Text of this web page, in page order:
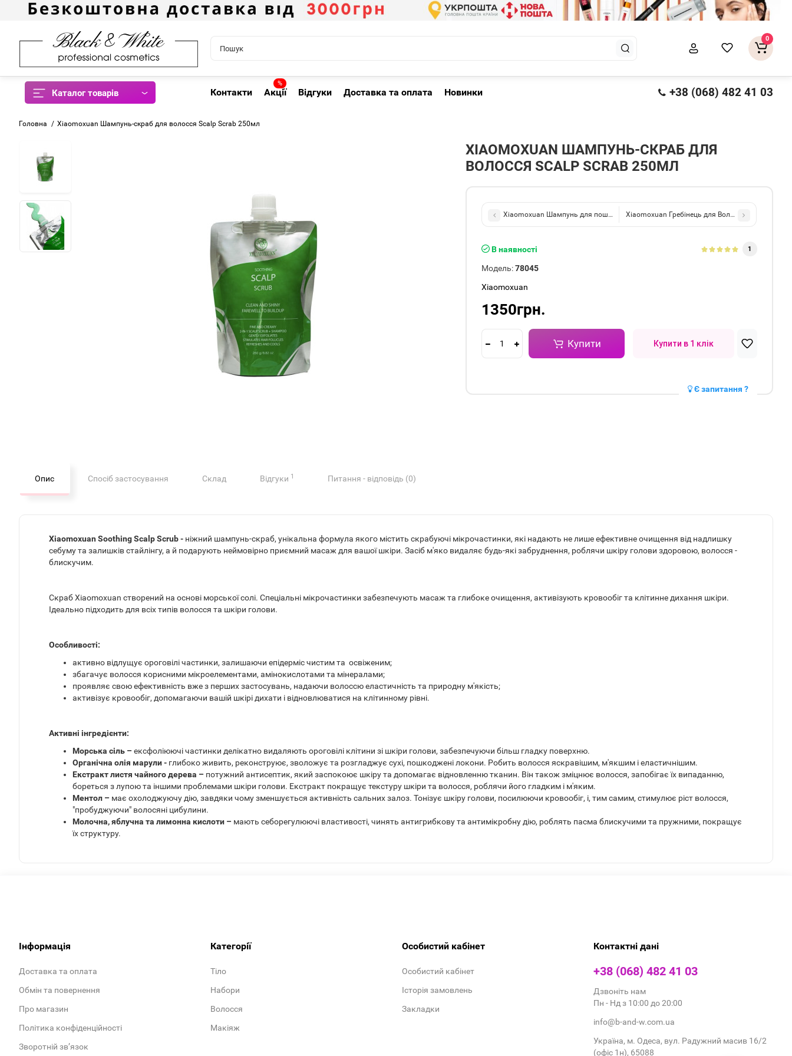
0
Каталог товарів Контакти
%
Акції Відгуки Доставка та оплата Новинки +38 (068) 482 41 03
Головна Xiaomoxuan Шампунь-скраб для волосся Scalp Scrab 250мл
XIAOMOXUAN ШАМПУНЬ-СКРАБ ДЛЯ
ВОЛОССЯ SCALP SCRAB 250МЛ
Xiaomoxuan Шампунь для пошкодженого волосся з колагеном collagen shampoo
Xiaomoxuan Гребінець для Волосся Fairy Brush
В наявності 1
Модель: 78045
Xiaomoxuan
1350грн.
Купити Купити в 1 клік
Є запитання ?
Опис Спосіб застосування Склад Відгуки 1 Питання - відповідь (0)
Xiaomoxuan Soothing Scalp Scrub - ніжний шампунь-скраб, унікальна формула якого містить скрабуючі мікрочастинки, які надають не лише ефективне очищення від надлишку
себуму та залишків стайлінгу, а й подарують неймовірно приємний масаж для вашої шкіри. Засіб м'яко видаляє будь-які забруднення, роблячи шкіру голови здоровою, волосся -
блискучим.
Скраб Xiaomoxuan створений на основі морської солі. Спеціальні мікрочастинки забезпечують масаж та глибоке очищення, активізують кровообіг та клітинне дихання шкіри.
Ідеально підходить для всіх типів волосся та шкіри голови.
Особливості:
активно відлущує ороговілі частинки, залишаючи епідерміс чистим та освіженим;
збагачує волосся корисними мікроелементами, амінокислотами та мінералами;
проявляє свою ефективність вже з перших застосувань, надаючи волоссю еластичність та природну м'якість;
активізує кровообіг, допомагаючи вашій шкірі дихати і відновлюватися на клітинному рівні.
Активні інгредієнти:
Морська сіль – ексфоліюючі частинки делікатно видаляють ороговілі клітини зі шкіри голови, забезпечуючи більш гладку поверхню.
Органічна олія марули - глибоко живить, реконструює, зволожує та розгладжує сухі, пошкоджені локони. Робить волосся яскравішим, м'якшим і еластичнішим.
Екстракт листя чайного дерева – потужний антисептик, який заспокоює шкіру та допомагає відновленню тканин. Він також зміцнює волосся, запобігає їх випаданню,
бореться з лупою та іншими проблемами шкіри голови. Екстракт покращує текстуру шкіри та волосся, роблячи його гладким і м'яким.
Ментол – має охолоджуючу дію, завдяки чому зменшується активність сальних залоз. Тонізує шкіру голови, посилюючи кровообіг, і, тим самим, стимулює ріст волосся,
"пробуджуючи" волосяні цибулини.
Молочна, яблучна та лимонна кислоти – мають себорегулюючі властивості, чинять антигрибкову та антимікробну дію, роблять пасма блискучими та пружними, покращує
їх структуру.
Контактні дані
+38 (068) 482 41 03
Дзвоніть нам
Пн - Нд з 10:00 до 20:00
info@b-and-w.com.ua
Україна, м. Одеса, вул. Радужний масив 16/2
(офіс 1н), 65088
Інформація
Доставка та оплата
Обмін та повернення
Про магазин
Політика конфіденційності
Зворотній зв’язок
Категорії
Тіло
Набори
Волосся
Макіяж
Особистий кабінет
Особистий кабінет
Історія замовлень
Закладки